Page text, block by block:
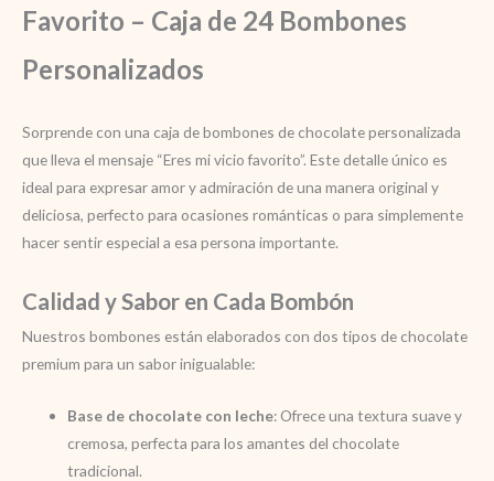
Favorito – Caja de 24 Bombones
Personalizados
Sorprende con una caja de bombones de chocolate personalizada
que lleva el mensaje “Eres mi vicio favorito”. Este detalle único es
ideal para expresar amor y admiración de una manera original y
deliciosa, perfecto para ocasiones románticas o para simplemente
hacer sentir especial a esa persona importante.
Calidad y Sabor en Cada Bombón
Nuestros bombones están elaborados con dos tipos de chocolate
premium para un sabor inigualable:
Base de chocolate con leche: Ofrece una textura suave y
cremosa, perfecta para los amantes del chocolate
tradicional.